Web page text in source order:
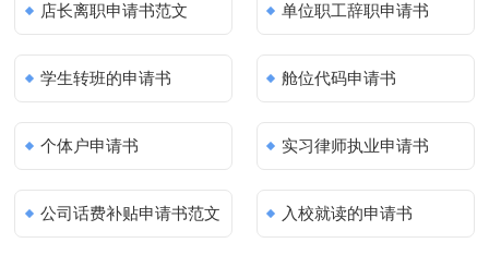
店长离职申请书范文 单位职工辞职申请书
学生转班的申请书 舱位代码申请书
个体户申请书 实习律师执业申请书
公司话费补贴申请书范文 入校就读的申请书